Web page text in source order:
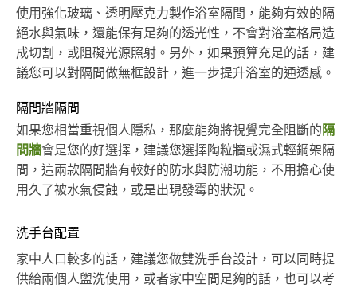
使用強化玻璃、透明壓克力製作浴室隔間，能夠有效的隔
絕水與氣味，還能保有足夠的透光性，不會對浴室格局造
成切割，或阻礙光源照射。另外，如果預算充足的話，建
議您可以對隔間做無框設計，進一步提升浴室的通透感。
隔間牆隔間
如果您相當重視個人隱私，那麼能夠將視覺完全阻斷的 隔
間牆會是您的好選擇，建議您選擇陶粒牆或濕式輕鋼架隔
間，這兩款隔間牆有較好的防水與防潮功能，不用擔心使
用久了被水氣侵蝕，或是出現發霉的狀況。
洗手台配置
家中人口較多的話，建議您做雙洗手台設計，可以同時提
供給兩個人盥洗使用，或者家中空間足夠的話，也可以考